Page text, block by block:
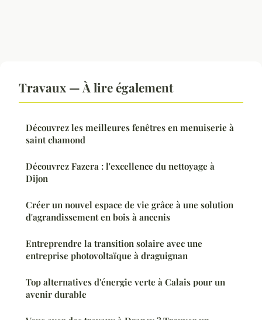
Travaux — À lire également
Découvrez les meilleures fenêtres en menuiserie à
saint chamond
Découvrez Fazera : l'excellence du nettoyage à
Dijon
Créer un nouvel espace de vie grâce à une solution
d'agrandissement en bois à ancenis
Entreprendre la transition solaire avec une
entreprise photovoltaïque à draguignan
Top alternatives d'énergie verte à Calais pour un
avenir durable